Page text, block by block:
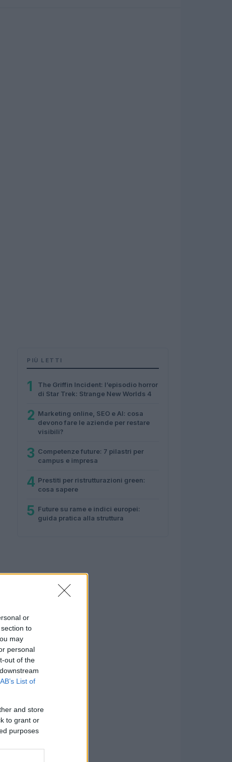
or
to
may
personal
out of the
List of
and store
to grant or
purposes
PIÙ LETTI
1
The Griffin Incident: l’episodio horror
di Star Trek: Strange New Worlds 4
2 Marketing online, SEO e AI: cosa
devono fare le aziende per restare
visibili?
3 Competenze future: 7 pilastri per
campus e impresa
4 Prestiti per ristrutturazioni green:
cosa sapere
5 Future su rame e indici europei:
guida pratica alla struttura